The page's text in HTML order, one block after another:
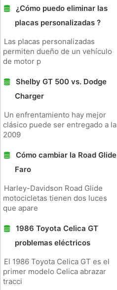
¿Cómo puedo eliminar las
placas personalizadas ?
Las placas personalizadas
permiten dueño de un vehículo
de motor p
Shelby GT 500 vs. Dodge
Charger
Un enfrentamiento hay mejor
clásico puede ser entregado a la
2009
Cómo cambiar la Road Glide
Faro
Harley-Davidson Road Glide
motocicletas tienen dos luces
que apare
1986 Toyota Celica GT
problemas eléctricos
El 1986 Toyota Celica GT es el
primer modelo Celica abrazar
tracci